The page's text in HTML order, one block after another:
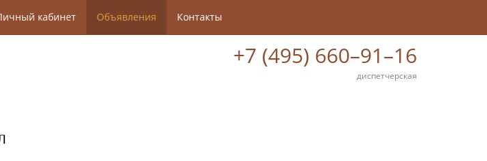
кабинет Объявления Контакты
+7 (495) 660–91–16
диспетчерская